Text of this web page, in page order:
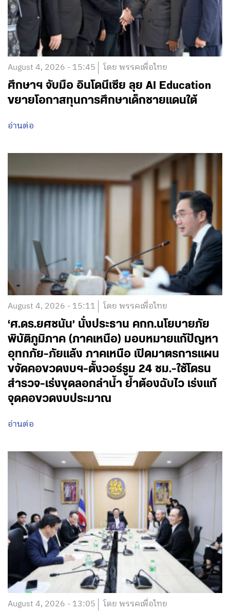
August 4, 2026 - 15:45 โดย พรรคเพื่อไทย
ศึกษาฯ จับมือ อินโดนีเซีย ลุย AI Education
ขยายโอกาสทุนการศึกษาเด็กชายแดนใต้
อ่านต่อ
August 4, 2026 - 15:11 โดย พรรคเพื่อไทย
‘ศ.ดร.ยศชนัน’ นั่งประธาน คกก.นโยบายภัย
พิบัติภูมิภาค (ภาคเหนือ) มอบหมายแก้ปัญหา
อุทกภัย-ภัยแล้ง ภาคเหนือ เปิดมาตรการแผน
ขจัดคอขวดงบฯ-ตั้งวอร์รูม 24 ชม.-ใช้โดรน
สำรวจ-เร่งขุดลอกลำน้ำ ย้ำต้องฉับไว เร่งแก้
จุดคอขวดงบประมาณ
อ่านต่อ
August 4, 2026 - 13:05 โดย พรรคเพื่อไทย